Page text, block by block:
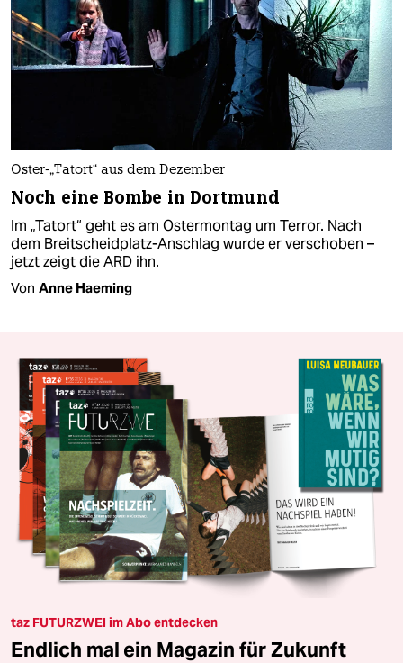
Oster-„Tatort“ aus dem Dezember
Noch eine Bombe in Dortmund
Im „Tatort“ geht es am Ostermontag um Terror. Nach
dem Breitscheidplatz-Anschlag wurde er verschoben –
jetzt zeigt die ARD ihn.
Von Anne Haeming
taz FUTURZWEI im Abo entdecken
Endlich mal ein Magazin für Zukunft